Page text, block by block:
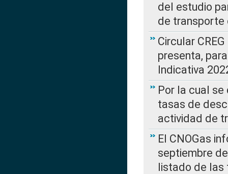
del estudio
de transporte
Circular
presenta,
Indicativa
Por la cual
tasas de
actividad de
El CNOGas
septiembre
listado de las